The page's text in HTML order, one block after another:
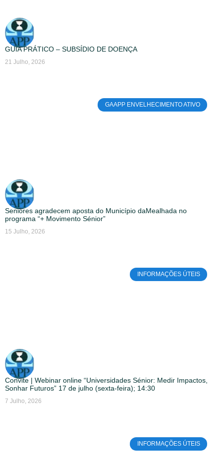
GUIA PRÁTICO – SUBSÍDIO DE DOENÇA
21 Julho, 2026
GAAPP ENVELHECIMENTO ATIVO
Seniores agradecem aposta do Município daMealhada no
programa “+ Movimento Sénior”
15 Julho, 2026
INFORMAÇÕES ÚTEIS
Convite | Webinar online “Universidades Sénior: Medir Impactos,
Sonhar Futuros” 17 de julho (sexta-feira); 14:30
7 Julho, 2026
INFORMAÇÕES ÚTEIS